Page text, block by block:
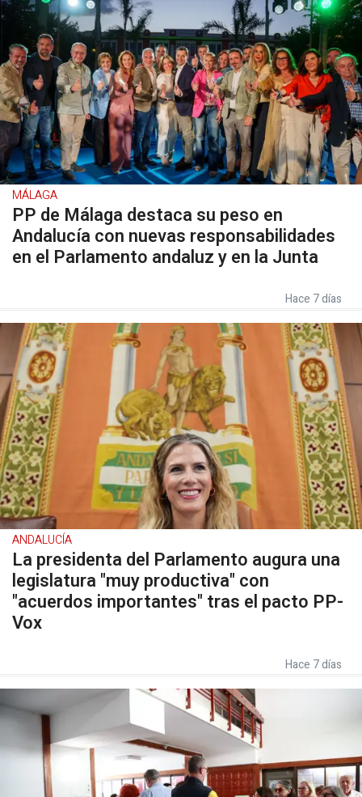
MÁLAGA
PP de Málaga destaca su peso en
Andalucía con nuevas responsabilidades
en el Parlamento andaluz y en la Junta
Hace 7 días
ANDALUCÍA
La presidenta del Parlamento augura una
legislatura "muy productiva" con
"acuerdos importantes" tras el pacto PP-
Vox
Hace 7 días